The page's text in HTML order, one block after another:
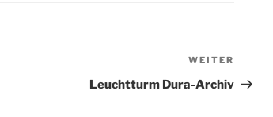
Beitrag
WEITER
Leuchtturm Dura-Archiv